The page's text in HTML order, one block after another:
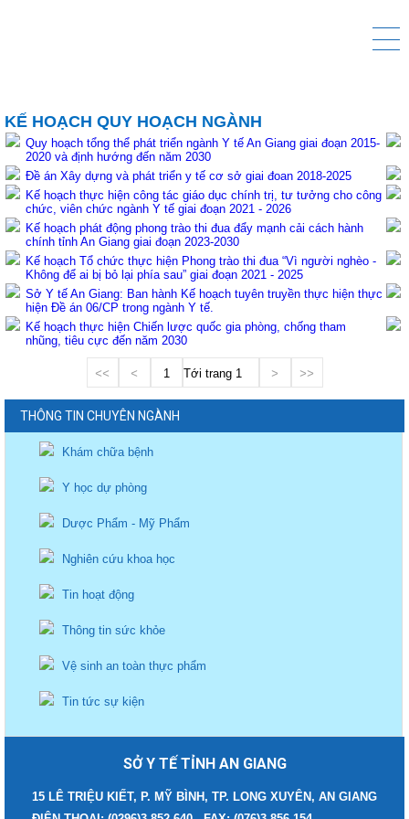
KẾ HOẠCH QUY HOẠCH NGÀNH
Quy hoạch tổng thể phát triển ngành Y tế An Giang giai đoạn 2015-
2020 và định hướng đến năm 2030
Đề án Xây dựng và phát triển y tế cơ sở giai đoan 2018-2025
Kế hoạch thực hiện công tác giáo dục chính trị, tư tưởng cho công
chức, viên chức ngành Y tế giai đoạn 2021 - 2026
Kế hoạch phát động phong trào thi đua đẩy mạnh cải cách hành
chính tỉnh An Giang giai đoạn 2023-2030
Kế hoạch Tổ chức thực hiện Phong trào thi đua “Vì người nghèo -
Không để ai bị bỏ lại phía sau” giai đoạn 2021 - 2025
Sở Y tế An Giang: Ban hành Kế hoạch tuyên truyền thực hiện thực
hiện Đề án 06/CP trong ngành Y tế.
Kế hoạch thực hiện Chiến lược quốc gia phòng, chống tham
nhũng, tiêu cực đến năm 2030
<< < 1 Tới trang > >>
THÔNG TIN CHUYÊN NGÀNH
Khám chữa bệnh
Y học dự phòng
Dược Phẩm - Mỹ Phẩm
Nghiên cứu khoa học
Tin hoạt động
Thông tin sức khỏe
Vệ sinh an toàn thực phẩm
Tin tức sự kiện
SỞ Y TẾ TỈNH AN GIANG
15 LÊ TRIỆU KIẾT, P. MỸ BÌNH, TP. LONG XUYÊN, AN GIANG